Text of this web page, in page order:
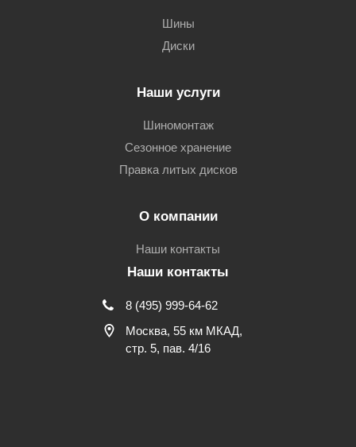
Шины
Диски
Наши услуги
Шиномонтаж
Сезонное хранение
Правка литых дисков
О компании
Наши контакты
Наши контакты
8 (495) 999-64-62
Москва, 55 км МКАД,
стр. 5, пав. 4/16